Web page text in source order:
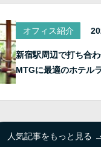
オフィス紹介
新宿駅周辺で打ち合わ
MTGに最適のホテル
人気記事をもっと見る